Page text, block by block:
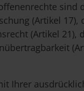
sind
(Artikel
(Artikel 21),
Ihrer